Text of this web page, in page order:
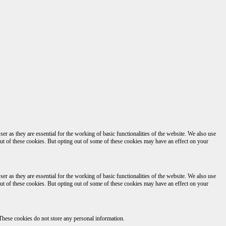
as they are essential for the working of basic functionalities of the website. We also use
these cookies. But opting out of some of these cookies may have an effect on your
as they are essential for the working of basic functionalities of the website. We also use
these cookies. But opting out of some of these cookies may have an effect on your
cookies do not store any personal information.